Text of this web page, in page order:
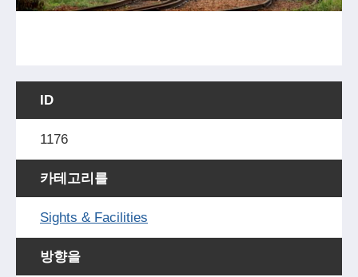
ID
1176
카테고리를
Sights & Facilities
방향을